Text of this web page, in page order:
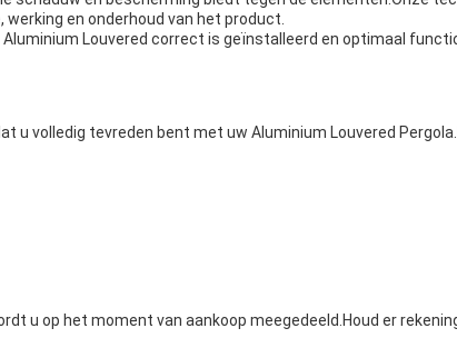
en onderhoud van het product.
Louvered correct is geïnstalleerd en optimaal
volledig tevreden bent met uw Aluminium Louvered
u op het moment van aankoop meegedeeld.Houd er